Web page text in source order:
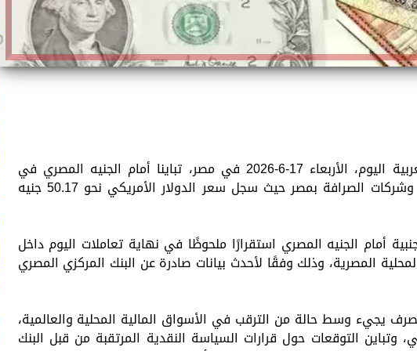
سجّلت أسعار العملات الأجنبية والعربية اليوم، الأربعاء 17-6-2026 في مصر، تباينا أمام الجنيه المصري في
مستهل التعاملات الصباحية للبنوك وشركات الصرافة بمصر حيث سجل سعر الدولار الأمريكي نحو 50.17 جنيه
أمام الجنيه المصري استقرارًا ملحوظًا في نهاية تعاملات اليوم داخل
المصرية، وذلك وفقًا لأحدث بيانات صادرة عن البنك المركزي المصري
يجيء وسط حالة من الترقب في الأسواق المالية المحلية والعالمية،
وتباين التوقعات حول قرارات السياسة النقدية المرتقبة من قبل البنك